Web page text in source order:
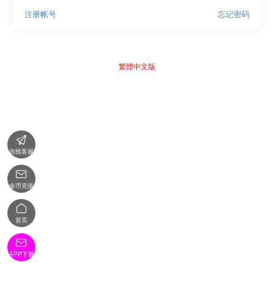
忘记密码
注册帐号
繁體中文版

在线客服

金币充值

首页

APP下载